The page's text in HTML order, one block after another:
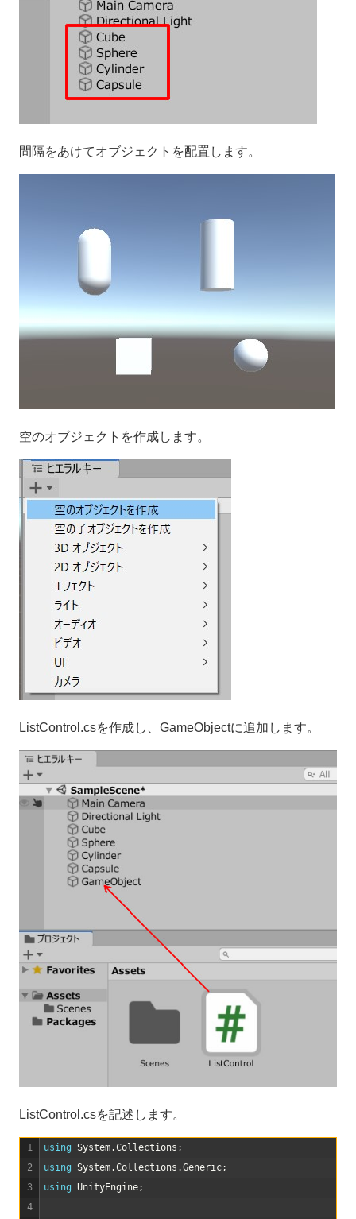
間隔をあけてオブジェクトを配置します。
空のオブジェクトを作成します。
ListControl.csを作成し、GameObjectに追加します。
ListControl.csを記述します。
1
2
3
4
using System.Collections ;
using System.Collections .Generic;
using UnityEngine;